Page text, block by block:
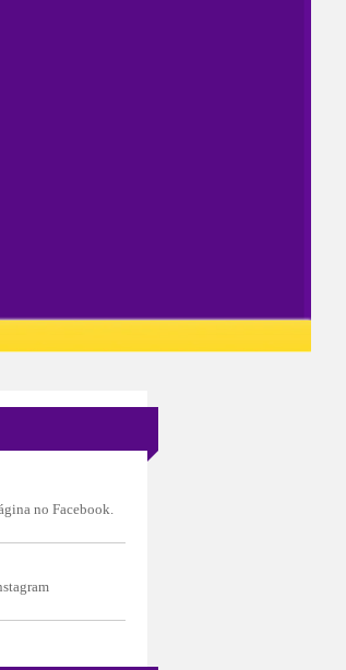
no Facebook.